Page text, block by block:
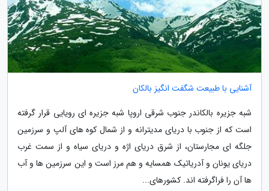
آشنایی با طبیعت شگفت انگیز بالکان
شبه جزیره بالکاندر جنوب شرقی اروپا شبه جزیره ای رویایی قرار گرفته
است که از جنوب با دریای مدیترانه و از شمال کوه های آلپ و سرزمین
جلگه ای مجارستان، از شرق دریای اژه و دریای سیاه و از سمت غرب
دریای یونان و آدریاتیک همسایه و هم مرز است و این سرزمین ها و آب
ها آن را فراگرفته اند. کشورهای...